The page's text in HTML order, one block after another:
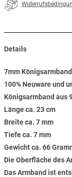
Details
7mm
100% Neuware und
Königsarmband aus
Länge ca. 23 cm
Breite ca. 7 mm
Tiefe ca. 7 mm
Gewicht ca. 66
Die Oberfläche des
Das Armband ist